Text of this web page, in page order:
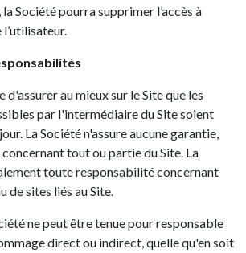
Société pourra supprimer l’accès à
l’utilisateur.
d'assurer au mieux sur le Site que les
par l'intermédiaire du Site soient
La Société n'assure aucune garantie,
tout ou partie du Site. La
toute responsabilité concernant
de sites liés au Site.
ne peut être tenue pour responsable
direct ou indirect, quelle qu'en soit